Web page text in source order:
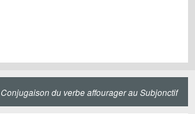
Conjugaison du verbe affourager au Subjonctif